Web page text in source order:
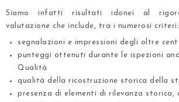
Siamo infatti risultati idonei al
valutazione che include, tra i numerosi criteri:
segnalazioni e impressioni degli oltre
punteggi ottenuti durante le ispezioni
Qualità
qualità della ricostruzione storica della
presenza di elementi di rilevanza